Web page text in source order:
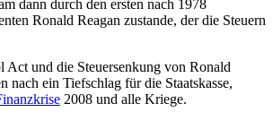
dann durch den ersten nach 1978
Ronald Reagan zustande, der die Steuern
und die Steuersenkung von Ronald
nach ein Tiefschlag für die Staatskasse,
2008 und alle Kriege.